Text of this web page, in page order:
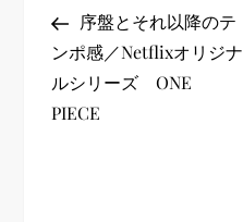
稿
ナ
Post序盤とそれ以降のテ
ンポ感／Netflixオリジナ
ルシリーズ ONE
PIECE